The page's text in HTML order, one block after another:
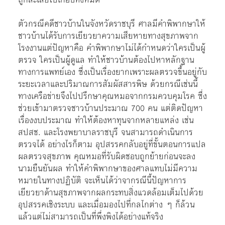
ตัวกรณีคดีชาวบ้านในจังหวัดราชบุรี ศาลมีคำพิพากษาให้
ชาวบ้านได้รับการเยียวยาความเสียหายทางสุขภาพจาก
โรงงานแต่ปัญหาคือ คำพิพากษาไม่ได้กำหนดว่าใครเป็นผู้
ตรวจ ใครเป็นผู้ดูแล ทำให้ชาวบ้านต้องไปหาหลักฐาน
ทางการแพทย์เอง ซึ่งเป็นเรื่องยากเพราะผลตรวจขึ้นอยู่กับ
ระยะเวลาและปริมาณการสัมผัสสารพิษ ด้วยกรณีเช่นนี้
ทางเครือข่ายจึงไปปรึกษาคุณหมอจากกรมควบคุมโรค ซึ่ง
ช่วยเข้ามาตรวจชาวบ้านประมาณ 700 คน แต่ติดปัญหา
เรื่องงบประมาณ ทำให้ต้องหาทุนจากหลายแหล่ง เช่น
สปสช. และโรงพยาบาลราชบุรี จนสามารถดำเนินการ
ตรวจได้ อย่างไรก็ตาม อุปสรรคกลับอยู่ที่ขั้นตอนการแปล
ผลตรวจสุขภาพ คุณหมอที่รับผิดชอบถูกย้ายก่อนจะลง
นามยืนยันผล ทำให้คำพิพากษาของศาลแทบไม่มีความ
หมายในทางปฏิบัติ จะเห็นได้ว่าจากรณีนี้ปัญหาการ
เยียวยาด้านสุขภาพจากผลกระทบสิ่งแวดล้อมเต็มไปด้วย
อุปสรรคเชิงระบบ และเมื่อมองไปที่กลไกต่าง ๆ ก็ล้วน
แล้วแต่ไม่สามารถเป็นที่พึ่งพิงได้อย่างแท้จริง